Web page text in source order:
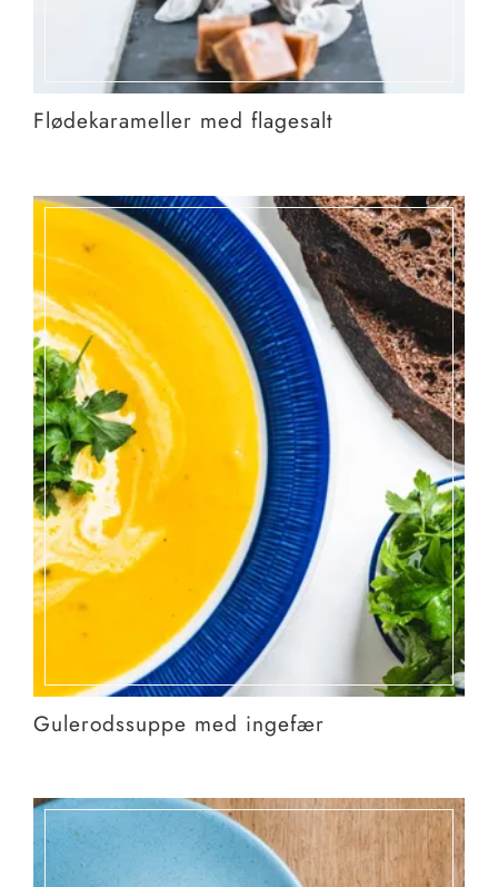
Flødekarameller med flagesalt
Gulerodssuppe med ingefær